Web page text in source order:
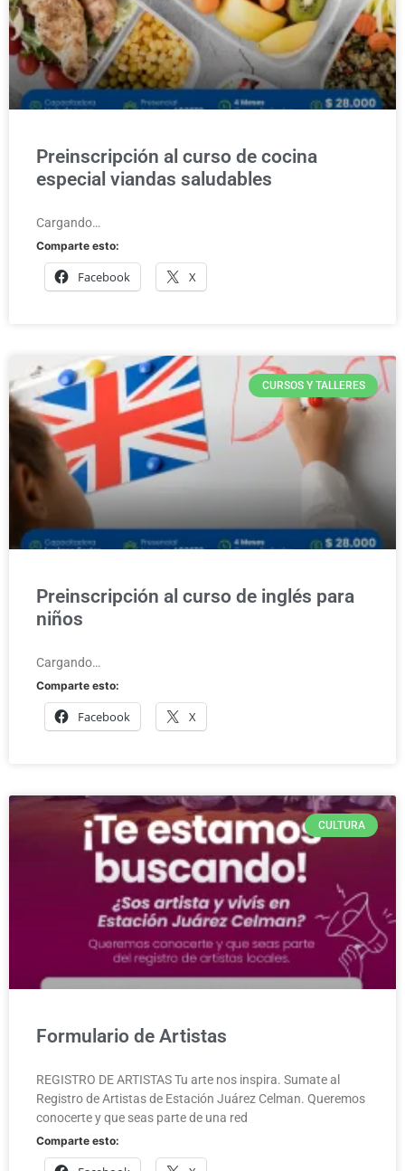
Preinscripción al curso de cocina
especial viandas saludables
Cargando…
Comparte esto:
Facebook X
CURSOS Y TALLERES
Preinscripción al curso de inglés para
niños
Cargando…
Comparte esto:
Facebook X
CULTURA
Formulario de Artistas
REGISTRO DE ARTISTAS Tu arte nos inspira. Sumate al
Registro de Artistas de Estación Juárez Celman. Queremos
conocerte y que seas parte de una red
Comparte esto: